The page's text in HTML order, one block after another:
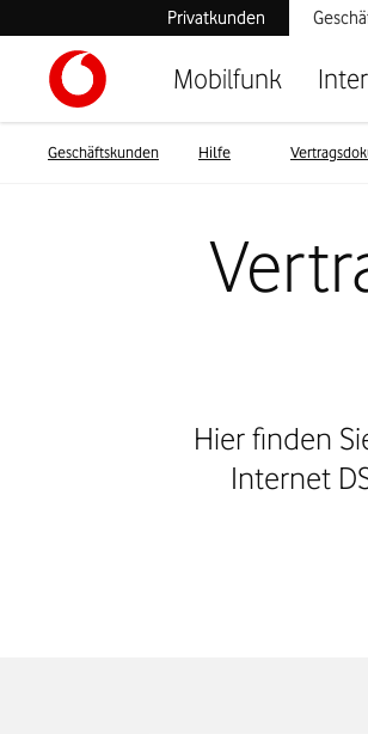
Mobilfunk
Privatkunden
Geschäftskunden Hilfe
Hier finden
Internet